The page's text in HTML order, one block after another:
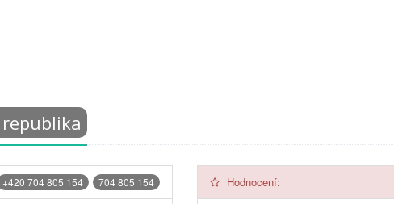
704 805 154
+420 704 805 154 Hodnocení: